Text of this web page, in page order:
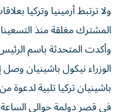
ولا ترتبط أرمينيا وتركيا
المشترك مغلقة منذ
وأكدت المتحدثة باسم
الوزراء نيكول باشينيان
باشينيان تركيا تلبية